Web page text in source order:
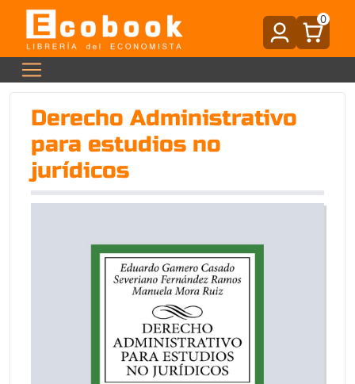
0
Derecho Administrativo
para estudios no
jurídicos